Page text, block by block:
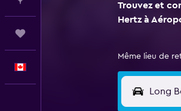
Trouvez et
Hertz à
Même lieu de